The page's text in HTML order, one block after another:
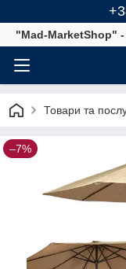
"Mad-MarketShop" -
Товари та
–7%